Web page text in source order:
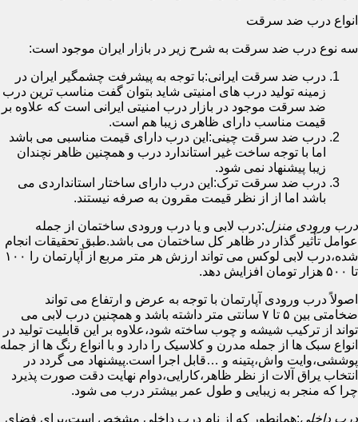
انواع درب ضد سرقت
سه نوع درب ضد سرقت به شرح زیر در بازار ایران موجود است:
درب ضد سرقت ایرانی:با توجه به پیشرفت چشمگیر ایران در
زمینه تولید درب های امنیتی شاید بتوان گفت مناسب ترین درب
ضد سرقت موجود در بازار درب امنیتی ایرانی است که علاوه بر
قیمت مناسب دارای ظاهری زیبا هم است.
درب ضد سرقت چینی:این درب دارای قیمت مناسبی می باشد
اما با توجه ساخت غیر استاندارد درب و همچنین ظاهر نچندان
زیبا پیشنهاد نمی شود.
درب ضد سرقت ترک:این درب دارای ساختار استانداردی می
باشد اما از از نظر قیمت مقرون به صرفه نیستند.
درب ورودی منزل:درب لابی و یا درب ورودی ساختمان از جمله
عوامل تأثیر گذار در ظاهر کل ساختمان می باشد.طبق تحقیقات انجام
شده،درب لابی لوکس می تواند ارزش هر متر مربع از آپارتمان را ۱۰۰
تا ۵۰۰ هزار تومان افزایش دهد.
اصولاً درب ورودی آپارتمان با توجه به عرض و ارتفاع می تواند
ضخامتی بین ۵ تا ۷ سانتی متر داشته باشد و همچنین درب لابی می
تواند از ترکیب شیشه و چوب ساخته شود،علاوه بر این قابلیت تولید در
انواع سبک ها از جمله مدرن و کلاسیک را دارد و با انواع رنگ ها از جمله
پوششی،وایت واش،پتینه و …قابل اجرا است.پیشنهاد می گردد در
انتخاب یراق آلات از نظر ظاهر،کارایی،دوام نهایت دقت صورت پذیرد
چرا که منجر به زیبایی و طول عمر بیشتر درب می شود.
درب داخلی:همانطور که از نام درب داخلی مشخص است،برای فضای